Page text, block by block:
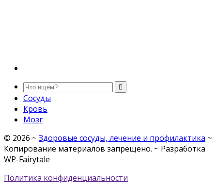
Сосуды
Кровь
Мозг
© 2026 ~ Здоровые сосуды, лечение и профилактика ~
Копирование материалов запрещено. ~ Разработка
WP-Fairytale
Политика конфиденциальности